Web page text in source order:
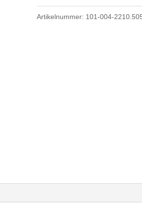
Artikelnummer: 101-004-